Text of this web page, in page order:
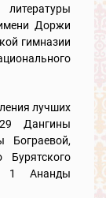
Доржи
гимназии
лучших
Дангины
Бурятского
№1 Ананды